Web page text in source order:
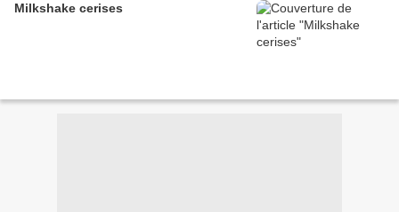
Milkshake cerises